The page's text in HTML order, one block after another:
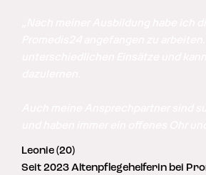
Leonie (20)
Seit 2023 Altenpflegehelferin bei